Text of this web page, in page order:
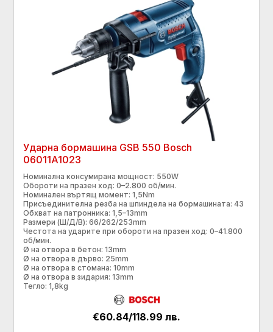
Ударна бормашина GSB 550 Bosch
06011A1023
Номинална консумирана мощност: 550W
Обороти на празен ход: 0–2.800 об/мин.
Номинален въртящ момент: 1,5Nm
Присъединителна резба на шпиндела на бормашината: 43
Обхват на патронника: 1,5–13mm
Размери (Ш/Д/В): 66/262/253mm
Честота на ударите при обороти на празен ход: 0–41.800
об/мин.
Ø на отвора в бетон: 13mm
Ø на отвора в дърво: 25mm
Ø на отвора в стомана: 10mm
Ø на отвора в зидария: 13mm
Тегло: 1,8kg
€60.84/118.99 лв.